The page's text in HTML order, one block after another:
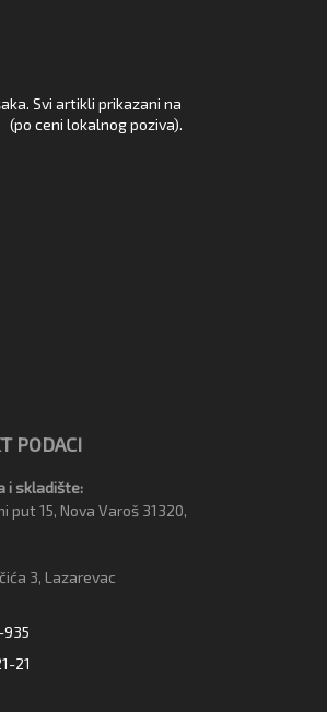
Svi artikli prikazani na
(po ceni lokalnog poziva).
PODACI
i skladište:
put 15, Nova Varoš 31320,
3, Lazarevac
21